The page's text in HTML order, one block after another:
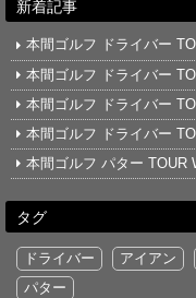
新着記事
本間ゴルフ ドライバー
本間ゴルフ ドライバー
本間ゴルフ ドライバー
本間ゴルフ ドライバー
本間ゴルフ パター TOUR
タグ
ドライバー アイアン
パター